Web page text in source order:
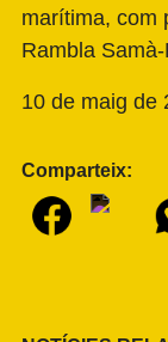
marítima, com
Rambla
10 de maig de
Comparteix: